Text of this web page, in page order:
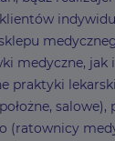
medyczne, jak
praktyki
salowe),
(ratownicy